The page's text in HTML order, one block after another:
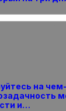
на
и…